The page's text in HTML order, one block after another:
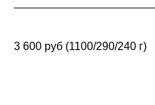
3 600 руб (1100/290/240 г)